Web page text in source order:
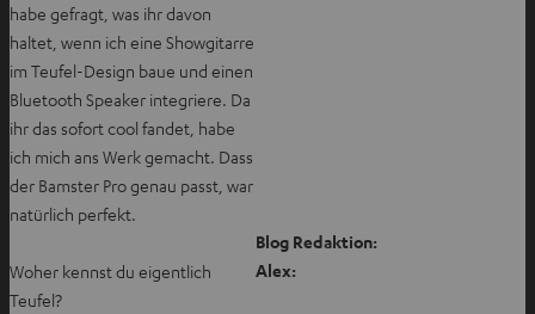
habe gefragt, was ihr davon
haltet, wenn ich eine Showgitarre
im Teufel-Design baue und einen
Bluetooth Speaker integriere. Da
ihr das sofort cool fandet, habe
ich mich ans Werk gemacht. Dass
der Bamster Pro genau passt, war
natürlich perfekt.
Blog Redaktion:
Woher kennst du eigentlich
Teufel?
Alex: